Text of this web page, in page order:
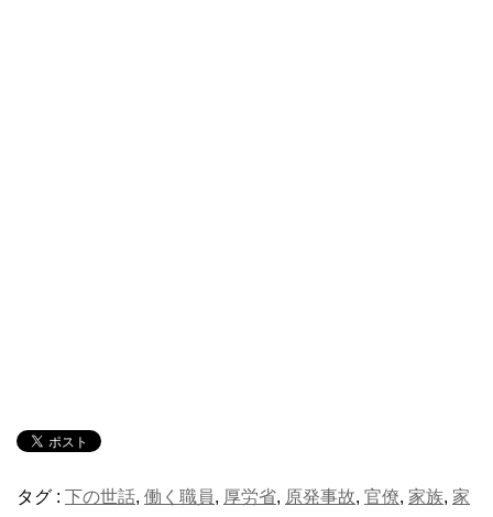
タグ : 下の世話, 働く職員, 厚労省, 原発事故, 官僚, 家族, 家